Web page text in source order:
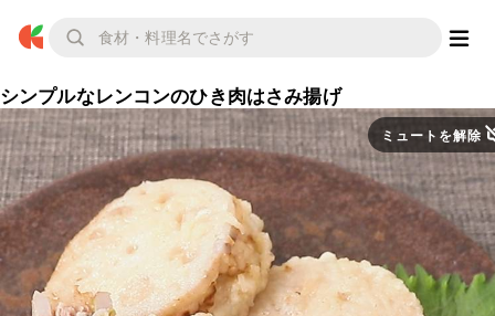
シンプルなレンコンのひき肉はさみ揚げ
ミュートを解除